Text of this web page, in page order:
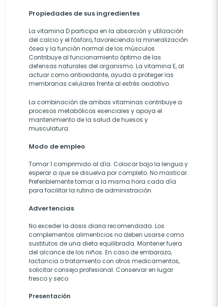
Propiedades de sus ingredientes
La vitamina D participa en la absorción y utilización
del calcio y el fósforo, favoreciendo la mineralización
ósea y la función normal de los músculos.
Contribuye al funcionamiento óptimo de las
defensas naturales del organismo. La vitamina E, al
actuar como antioxidante, ayuda a proteger las
membranas celulares frente al estrés oxidativo.
La combinación de ambas vitaminas contribuye a
procesos metabólicos esenciales y apoya el
mantenimiento de la salud de huesos y
musculatura.
Modo de empleo
Tomar 1 comprimido al día. Colocar bajo la lengua y
esperar a que se disuelva por completo. No masticar.
Preferiblemente tomar a la misma hora cada día
para facilitar la rutina de administración.
Advertencias
No exceder la dosis diaria recomendada. Los
complementos alimenticios no deben usarse como
sustitutos de una dieta equilibrada. Mantener fuera
del alcance de los niños. En caso de embarazo,
lactancia o tratamiento con otros medicamentos,
solicitar consejo profesional. Conservar en lugar
fresco y seco.
Presentación